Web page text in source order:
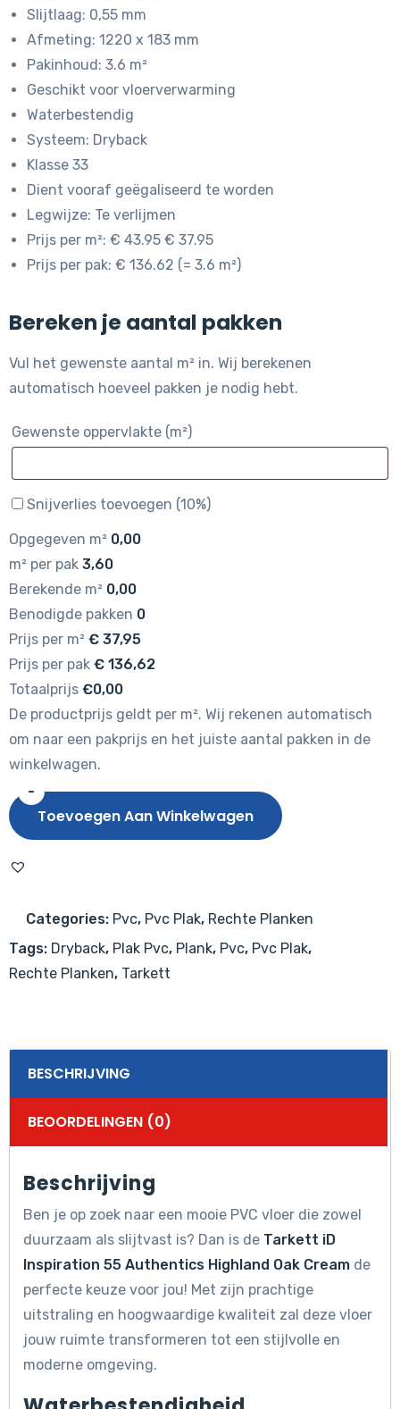
€ 43,95.€ 37,95.
Slijtlaag: 0,55 mm
Afmeting: 1220 x 183 mm
Pakinhoud: 3.6 m²
Geschikt voor vloerverwarming
Waterbestendig
Systeem: Dryback
Klasse 33
Dient vooraf geëgaliseerd te worden
Legwijze: Te verlijmen
Prijs per m²: € 43.95 € 37.95
Prijs per pak: € 136.62 (= 3.6 m²)
Bereken je aantal pakken
Vul het gewenste aantal m² in. Wij berekenen
automatisch hoeveel pakken je nodig hebt.
Gewenste oppervlakte (m²)
Snijverlies toevoegen (10%)
Opgegeven m² 0,00
m² per pak 3,60
Berekende m² 0,00
Benodigde pakken 0
Prijs per m² € 37,95
Prijs per pak € 136,62
Totaalprijs €0,00
De productprijs geldt per m². Wij rekenen automatisch
om naar een pakprijs en het juiste aantal pakken in de
winkelwagen.
-
Tarkett
iD
55
Highland
Oak
Cream
Toevoegen Aan Winkelwagen
Categories: Pvc, Pvc Plak, Rechte Planken
Tags: Dryback, Plak Pvc, Plank, Pvc, Pvc Plak,
Rechte Planken, Tarkett
BESCHRIJVING
BEOORDELINGEN (0)
Beschrijving
Ben je op zoek naar een mooie PVC vloer die zowel
duurzaam als slijtvast is? Dan is de Tarkett iD
Inspiration 55 Authentics Highland Oak Cream de
perfecte keuze voor jou! Met zijn prachtige
uitstraling en hoogwaardige kwaliteit zal deze vloer
jouw ruimte transformeren tot een stijlvolle en
moderne omgeving.